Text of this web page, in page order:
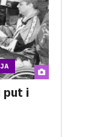
put i